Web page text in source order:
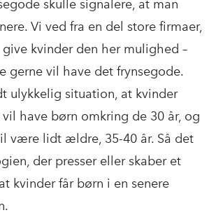
skulle signalere, at man
Vi ved fra en del store firmaer,
kvinder den her mulighed –
gerne vil have det frynsegode.
ulykkelig situation, at kvinder
have børn omkring de 30 år, og
være lidt ældre, 35-40 år. Så det
der presser eller skaber et
kvinder får børn i en senere